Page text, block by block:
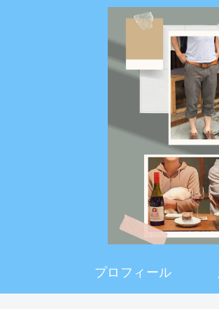
プロフィール